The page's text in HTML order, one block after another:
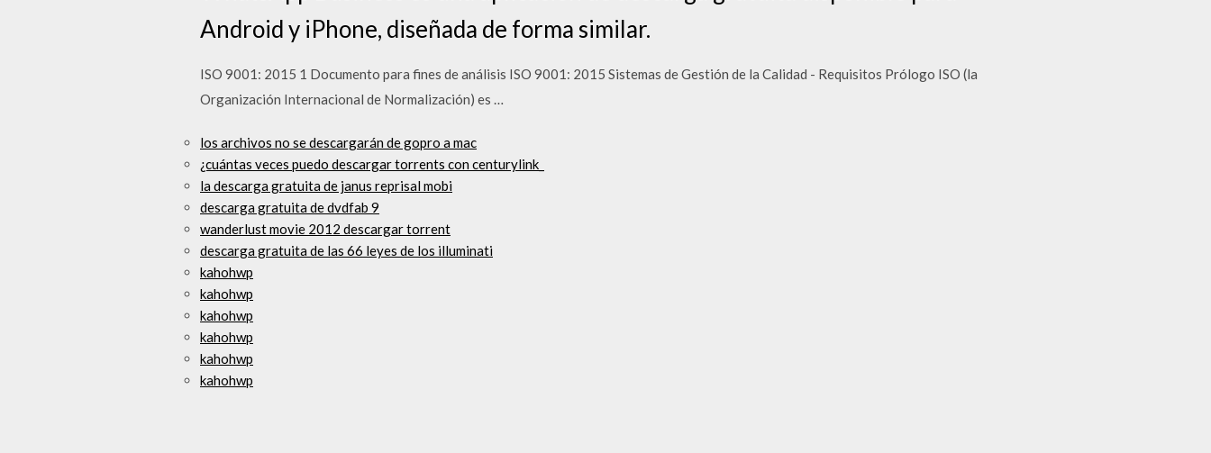
Android y iPhone, diseñada de forma similar.
ISO 9001: 2015 1 Documento para fines de análisis ISO 9001: 2015 Sistemas de Gestión de la Calidad - Requisitos Prólogo ISO (la
Organización Internacional de Normalización) es …
los archivos no se descargarán de gopro a mac
¿cuántas veces puedo descargar torrents con centurylink_
la descarga gratuita de janus reprisal mobi
descarga gratuita de dvdfab 9
wanderlust movie 2012 descargar torrent
descarga gratuita de las 66 leyes de los illuminati
kahohwp
kahohwp
kahohwp
kahohwp
kahohwp
kahohwp